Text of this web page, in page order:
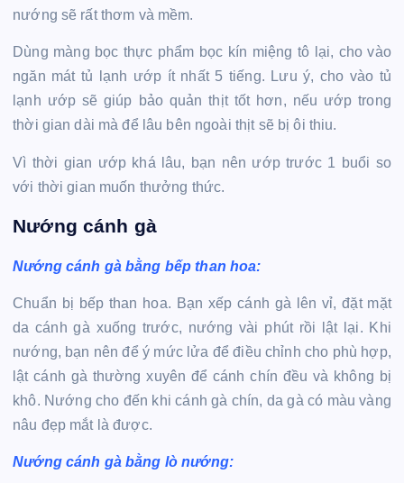
nướng sẽ rất thơm và mềm.
Dùng màng bọc thực phẩm bọc kín miệng tô lại, cho vào
ngăn mát tủ lạnh ướp ít nhất 5 tiếng. Lưu ý, cho vào tủ
lạnh ướp sẽ giúp bảo quản thịt tốt hơn, nếu ướp trong
thời gian dài mà để lâu bên ngoài thịt sẽ bị ôi thiu.
Vì thời gian ướp khá lâu, bạn nên ướp trước 1 buổi so
với thời gian muốn thưởng thức.
Nướng cánh gà
Nướng cánh gà bằng bếp than hoa:
Chuẩn bị bếp than hoa. Bạn xếp cánh gà lên vỉ, đặt mặt
da cánh gà xuống trước, nướng vài phút rồi lật lại. Khi
nướng, bạn nên để ý mức lửa để điều chỉnh cho phù hợp,
lật cánh gà thường xuyên để cánh chín đều và không bị
khô. Nướng cho đến khi cánh gà chín, da gà có màu vàng
nâu đẹp mắt là được.
Nướng cánh gà bằng lò nướng: